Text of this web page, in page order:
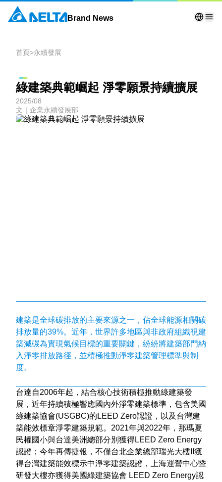
Brand News
首頁>永續發展
綠建築典範崛起 淨零願景持續擴展
2025/08
文｜企業永續發展部
建築是全球碳排放的主要來源之一，佔全球能源相關碳
排放量的39%。近年，世界許多地區與非政府組織視建
築減碳為實現氣候目標的重要關鍵，紛紛將建築部門納
入淨零排放路徑，並積極推動淨零建築管理標準與制
度。
台達自2006年起，結合核心技術積極推動綠建築發
展，近年持續積極響應國內外淨零建築標準，包含美國
綠建築協會(USGBC)的LEED Zero認證，以及台灣建
築能效標章淨零建築規範。2021年與2022年，那瑪夏
民權國小與台達美洲總部分別獲得LEED Zero Energy
認證；今年再傳捷報，不僅台北企業總部瑞光大樓II獲
得台灣建築能效標示中淨零建築認證，上海運營中心暨
研發大樓亦獲得美國綠建築協會 LEED Zero Energy認